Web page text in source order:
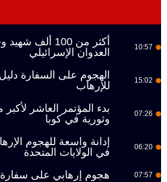
10:57
أكثر من 100
العدوان الإسرائيلي
15:02
الهجوم على السفارة
للإرهاب
07:26
بدء المؤتمر العاشر
وثورية في كوبا
06:20
إدانة واسعة للهجوم
في الولايات المتحدة
07:57 هجوم إرهابي على